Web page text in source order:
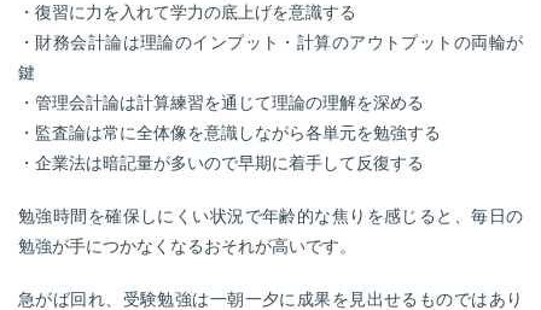
・復習に力を入れて学力の底上げを意識する
・財務会計論は理論のインプット・計算のアウトプットの両輪が
鍵
・管理会計論は計算練習を通じて理論の理解を深める
・監査論は常に全体像を意識しながら各単元を勉強する
・企業法は暗記量が多いので早期に着手して反復する
勉強時間を確保しにくい状況で年齢的な焦りを感じると、毎日の
勉強が手につかなくなるおそれが高いです。
急がば回れ、受験勉強は一朝一夕に成果を見出せるものではあり